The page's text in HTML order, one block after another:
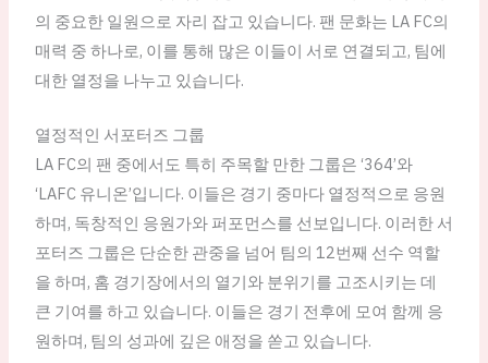
의 중요한 일원으로 자리 잡고 있습니다. 팬 문화는 LA FC의
매력 중 하나로, 이를 통해 많은 이들이 서로 연결되고, 팀에
대한 열정을 나누고 있습니다.
열정적인 서포터즈 그룹
LA FC의 팬 중에서도 특히 주목할 만한 그룹은 ‘364’와
‘LAFC 유니온’입니다. 이들은 경기 중마다 열정적으로 응원
하며, 독창적인 응원가와 퍼포먼스를 선보입니다. 이러한 서
포터즈 그룹은 단순한 관중을 넘어 팀의 12번째 선수 역할
을 하며, 홈 경기장에서의 열기와 분위기를 고조시키는 데
큰 기여를 하고 있습니다. 이들은 경기 전후에 모여 함께 응
원하며, 팀의 성과에 깊은 애정을 쏟고 있습니다.